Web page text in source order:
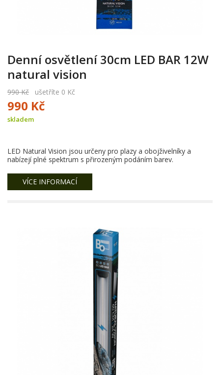
Denní osvětlení 30cm LED BAR 12W
natural vision
990 Kč ušetříte 0 Kč
990 Kč
skladem
LED Natural Vision jsou určeny pro plazy a obojživelníky a
nabízejí plné spektrum s přirozeným podáním barev.
VÍCE INFORMACÍ